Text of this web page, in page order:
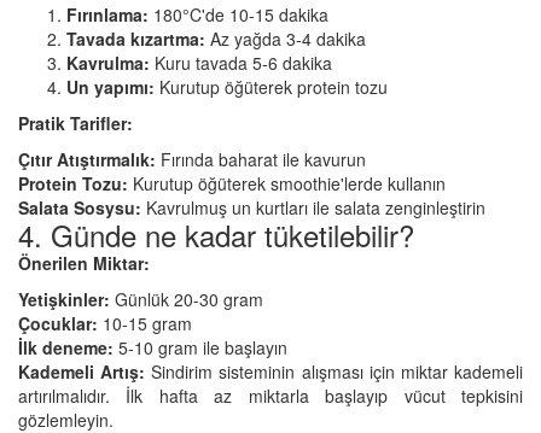
Fırınlama: 180°C'de 10-15 dakika
Tavada kızartma: Az yağda 3-4 dakika
Kavrulma: Kuru tavada 5-6 dakika
Un yapımı: Kurutup öğüterek protein tozu
Pratik Tarifler:
Çıtır Atıştırmalık: Fırında baharat ile kavurun
Protein Tozu: Kurutup öğüterek smoothie'lerde kullanın
Salata Sosysu: Kavrulmuş un kurtları ile salata zenginleştirin
4. Günde ne kadar tüketilebilir?
Önerilen Miktar:
Yetişkinler: Günlük 20-30 gram
Çocuklar: 10-15 gram
İlk deneme: 5-10 gram ile başlayın
Kademeli Artış: Sindirim sisteminin alışması için miktar kademeli
artırılmalıdır. İlk hafta az miktarla başlayıp vücut tepkisini
gözlemleyin.